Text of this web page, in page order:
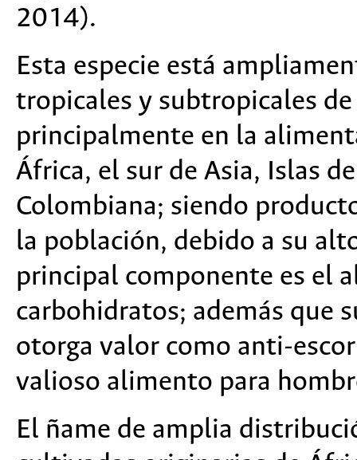
2014).
Esta especie está
tropicales y subtropicales
principalmente en la
África, el sur de Asia, Islas
Colombiana; siendo
la población, debido a su
principal componente es el
carbohidratos; además que
otorga valor como anti-
valioso alimento para
El ñame de amplia